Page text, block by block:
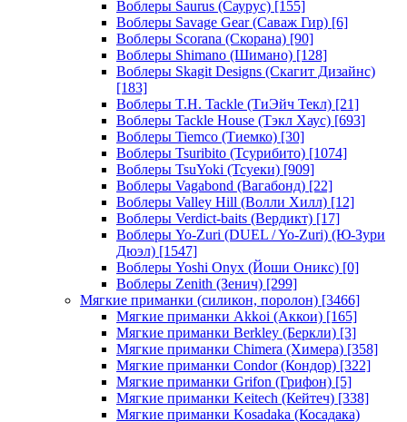
Воблеры Saurus (Саурус) [155]
Воблеры Savage Gear (Саваж Гир) [6]
Воблеры Scorana (Скорана) [90]
Воблеры Shimano (Шимано) [128]
Воблеры Skagit Designs (Скагит Дизайнс)
[183]
Воблеры T.H. Tackle (ТиЭйч Текл) [21]
Воблеры Tackle House (Тэкл Хаус) [693]
Воблеры Tiemco (Тиемко) [30]
Воблеры Tsuribito (Тсурибито) [1074]
Воблеры TsuYoki (Тсуеки) [909]
Воблеры Vagabond (Вагабонд) [22]
Воблеры Valley Hill (Волли Хилл) [12]
Воблеры Verdict-baits (Вердикт) [17]
Воблеры Yo-Zuri (DUEL / Yo-Zuri) (Ю-Зури
Дюэл) [1547]
Воблеры Yoshi Onyx (Йоши Оникс) [0]
Воблеры Zenith (Зенич) [299]
Мягкие приманки (силикон, поролон) [3466]
Мягкие приманки Akkoi (Аккои) [165]
Мягкие приманки Berkley (Беркли) [3]
Мягкие приманки Chimera (Химера) [358]
Мягкие приманки Condor (Кондор) [322]
Мягкие приманки Grifon (Грифон) [5]
Мягкие приманки Keitech (Кейтеч) [338]
Мягкие приманки Kosadaka (Косадака)